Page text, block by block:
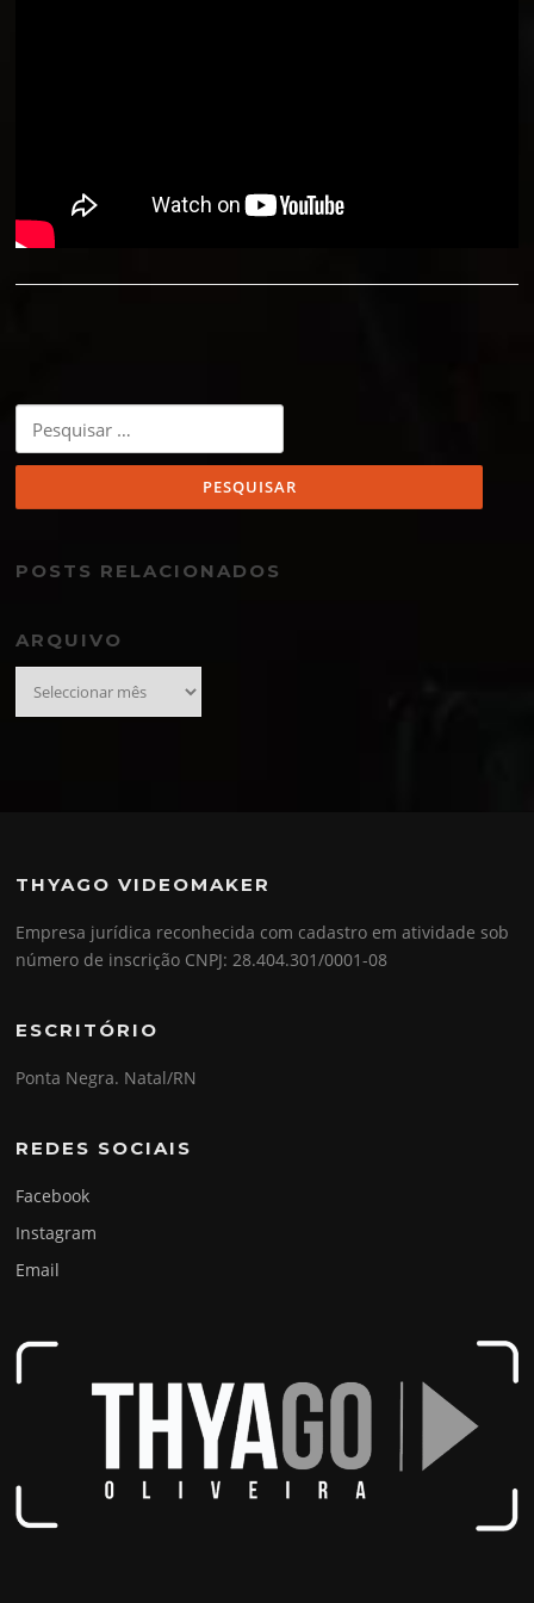
por:
POSTS RELACIONADOS
ARQUIVO
THYAGO VIDEOMAKER
Empresa jurídica reconhecida com cadastro em atividade sob
número de inscrição CNPJ: 28.404.301/0001-08
ESCRITÓRIO
Ponta Negra. Natal/RN
REDES SOCIAIS
Facebook
Instagram
Email